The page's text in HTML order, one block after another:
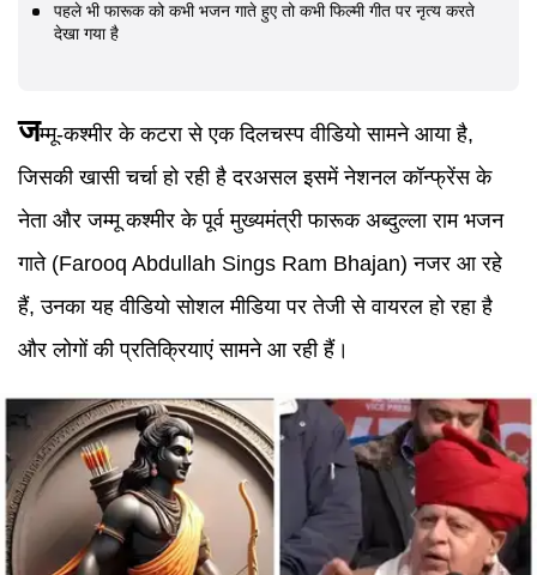
पहले भी फारूक को कभी भजन गाते हुए तो कभी फिल्मी गीत पर नृत्य करते
देखा गया है
जम्मू-कश्मीर के कटरा से एक दिलचस्प वीडियो सामने आया है,
जिसकी खासी चर्चा हो रही है दरअसल इसमें नेशनल कॉन्फ्रेंस के
नेता और जम्मू कश्मीर के पूर्व मुख्यमंत्री फारूक अब्दुल्ला राम भजन
गाते (Farooq Abdullah Sings Ram Bhajan) नजर आ रहे
हैं, उनका यह वीडियो सोशल मीडिया पर तेजी से वायरल हो रहा है
और लोगों की प्रतिक्रियाएं सामने आ रही हैं।